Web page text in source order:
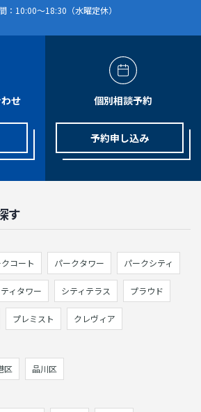
：10:00～18:30（水曜定休）
せ 個別相談予約
予約申し込み
す
コート パークタワー パークシティ
ィタワー シティテラス プラウド
プレミスト クレヴィア
区 品川区